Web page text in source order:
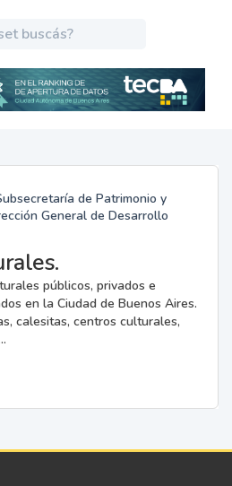
de Patrimonio y
General de Desarrollo
públicos, privados e
en la Ciudad de Buenos Aires.
calesitas, centros culturales,